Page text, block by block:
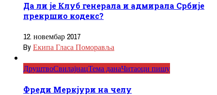
Да ли је Клуб генерала и адмирала Србије
прекршио кодекс?
12. новембар 2017
ByЕкипа Гласа Поморавља
ДруштвоСвилајнацТема данаЧитаоци пишу
Фреди Меркјури на челу